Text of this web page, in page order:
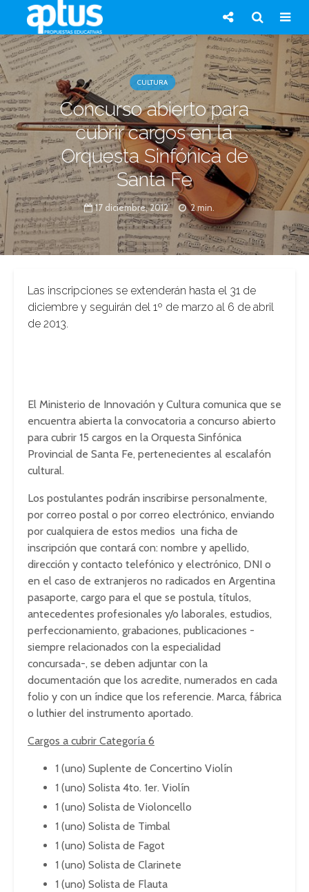
CULTURA
Concurso abierto para
cubrir cargos en la
Orquesta Sinfónica de
Santa Fe
17 diciembre, 2012 2 min.
Las inscripciones se extenderán hasta el 31 de
diciembre y seguirán del 1º de marzo al 6 de abril
de 2013.
El Ministerio de Innovación y Cultura comunica que se
encuentra abierta la convocatoria a concurso abierto
para cubrir 15 cargos en la Orquesta Sinfónica
Provincial de Santa Fe, pertenecientes al escalafón
cultural.
Los postulantes podrán inscribirse personalmente,
por correo postal o por correo electrónico, enviando
por cualquiera de estos medios una ficha de
inscripción que contará con: nombre y apellido,
dirección y contacto telefónico y electrónico, DNI o
en el caso de extranjeros no radicados en Argentina
pasaporte, cargo para el que se postula, títulos,
antecedentes profesionales y/o laborales, estudios,
perfeccionamiento, grabaciones, publicaciones -
siempre relacionados con la especialidad
concursada-, se deben adjuntar con la
documentación que los acredite, numerados en cada
folio y con un índice que los referencie. Marca, fábrica
o luthier del instrumento aportado.
Cargos a cubrir Categoría 6
1 (uno) Suplente de Concertino Violín
1 (uno) Solista 4to. 1er. Violín
1 (uno) Solista de Violoncello
1 (uno) Solista de Timbal
1 (uno) Solista de Fagot
1 (uno) Solista de Clarinete
1 (uno) Solista de Flauta